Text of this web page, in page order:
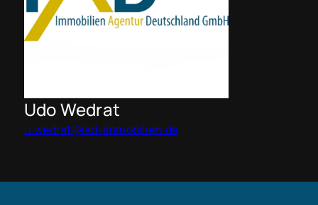
Udo Wedrat
u.wedrat@iad-immobilien.de